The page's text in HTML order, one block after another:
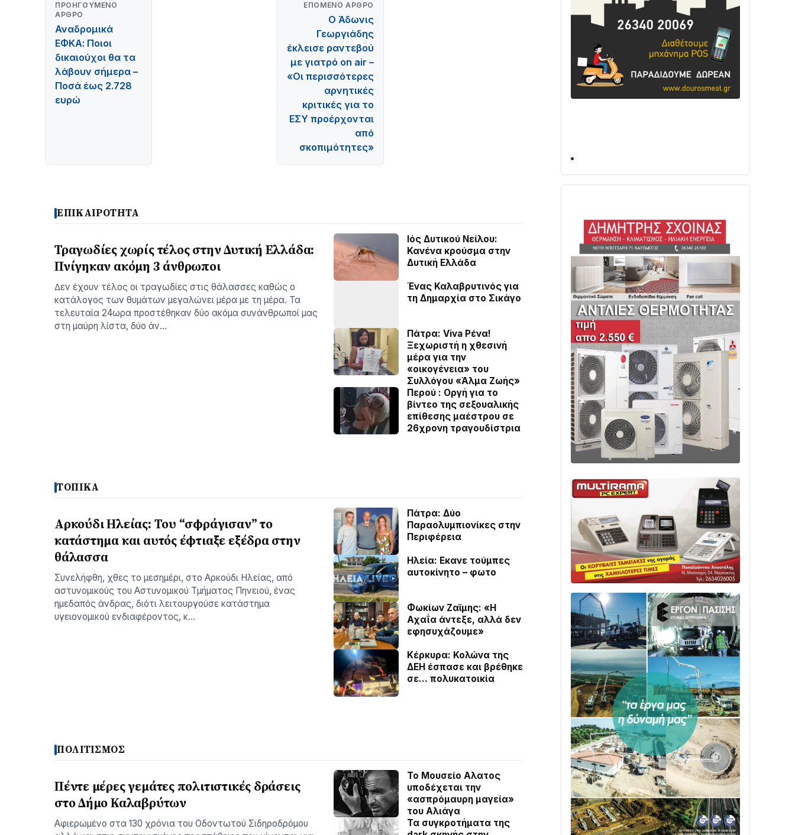
ΠΡΟΗΓΟΎΜΕΝΟ
ΆΡΘΡΟ
Αναδρομικά
ΕΦΚΑ: Ποιοι
δικαιούχοι θα τα
λάβουν σήμερα –
Ποσά έως 2.728
ευρώ
ΕΠΌΜΕΝΟ ΆΡΘΡΟ
Ο Άδωνις
Γεωργιάδης
έκλεισε ραντεβού
με γιατρό on air –
«Οι περισσότερες
αρνητικές
κριτικές για το
ΕΣΥ προέρχονται
από
σκοπιμότητες»
ΕΠΙΚΑΙΡΟΤΗΤΑ
Τραγωδίες χωρίς τέλος στην Δυτική Ελλάδα:
Πνίγηκαν ακόμη 3 άνθρωποι
∆εν έχουν τέλος οι τραγωδίες στις θάλασσες καθώς ο
κατάλογος των θυµάτων µεγαλώνει µέρα µε τη µέρα. Τα
τελευταία 24ωρα προστέθηκαν δύο ακόµα συνάνθρωποί µας
στη µαύρη λίστα, δύο άν…
Ιός Δυτικού Νείλου:
Κανένα κρούσμα στην
Δυτική Ελλάδα
Ένας Καλαβρυτινός για
τη Δημαρχία στο Σικάγο
Πάτρα: Viva Ρένα!
Ξεχωριστή η χθεσινή
μέρα για την
«οικογένεια» του
Συλλόγου «Άλμα Ζωής»
Περού : Οργή για το
βίντεο της σεξουαλικής
επίθεσης μαέστρου σε
26χρονη τραγουδίστρια
ΤΟΠΙΚΑ
Αρκούδι Ηλείας: Του “σφράγισαν” το
κατάστημα και αυτός έφτιαξε εξέδρα στην
θάλασσα
Συνελήφθη, χθες το μεσημέρι, στο Αρκούδι Ηλείας, από
αστυνομικούς του Αστυνομικού Τμήματος Πηνειού, ένας
ημεδαπός άνδρας, διότι λειτουργούσε κατάστημα
υγειονομικού ενδιαφέροντος, κ…
Πάτρα: Δύο
Παραολυμπιονίκες στην
Περιφέρεια
Ηλεία: Εκανε τούμπες
αυτοκίνητο – φωτο
Φωκίων Ζαϊμης: «Η
Αχαΐα άντεξε, αλλά δεν
εφησυχάζουµε»
Κέρκυρα: Κολώνα της
ΔΕΗ έσπασε και βρέθηκε
σε… πολυκατοικία
ΠΟΛΙΤΙΣΜΟΣ
Πέντε μέρες γεμάτες πολιτιστικές δράσεις
στο Δήμο Καλαβρύτων
Αφιερωμένο στα 130 χρόνια του Οδοντωτού Σιδηροδρόμου
Το Μουσείο Αλατος
υποδέχεται την
«ασπρόμαυρη μαγεία»
του Αλιάγα
Τα συγκροτήματα της